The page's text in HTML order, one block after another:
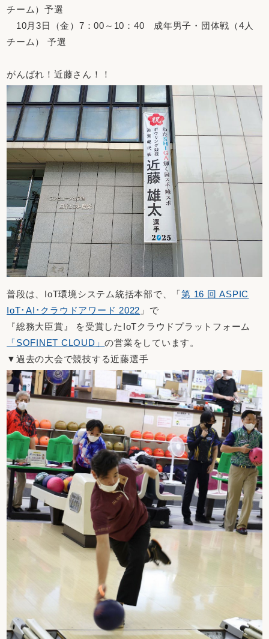
チーム）予選
10月3日（金）7：00～10：40 成年男子・団体戦（4人
チーム） 予選
がんばれ！近藤さん！！
普段は、IoT環境システム統括本部で、「第 16 回 ASPIC
IoT･AI･クラウドアワード 2022 」で
『総務大臣賞』 を受賞したIoTクラウドプラットフォーム
「SOFINET CLOUD」の営業をしています。
▼過去の大会で競技する近藤選手